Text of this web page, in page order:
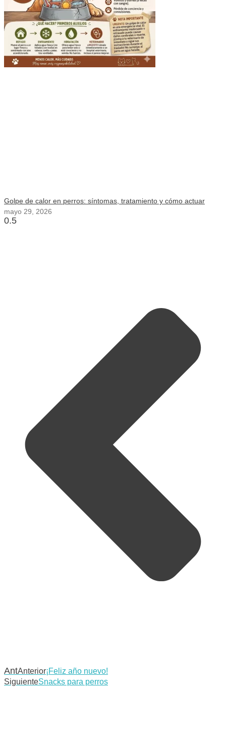
Golpe de calor en perros: síntomas, tratamiento y cómo actuar
mayo 29, 2026
AntAnterior¡Feliz año nuevo!
SiguienteSnacks para perros